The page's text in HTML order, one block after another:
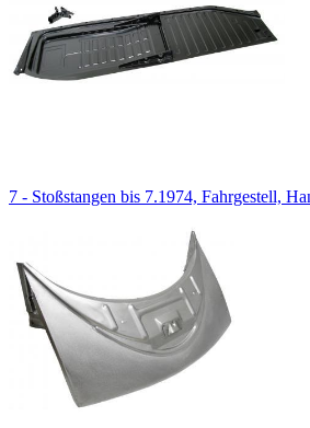
7 - Stoßstangen bis 7.1974, Fahrgestell,